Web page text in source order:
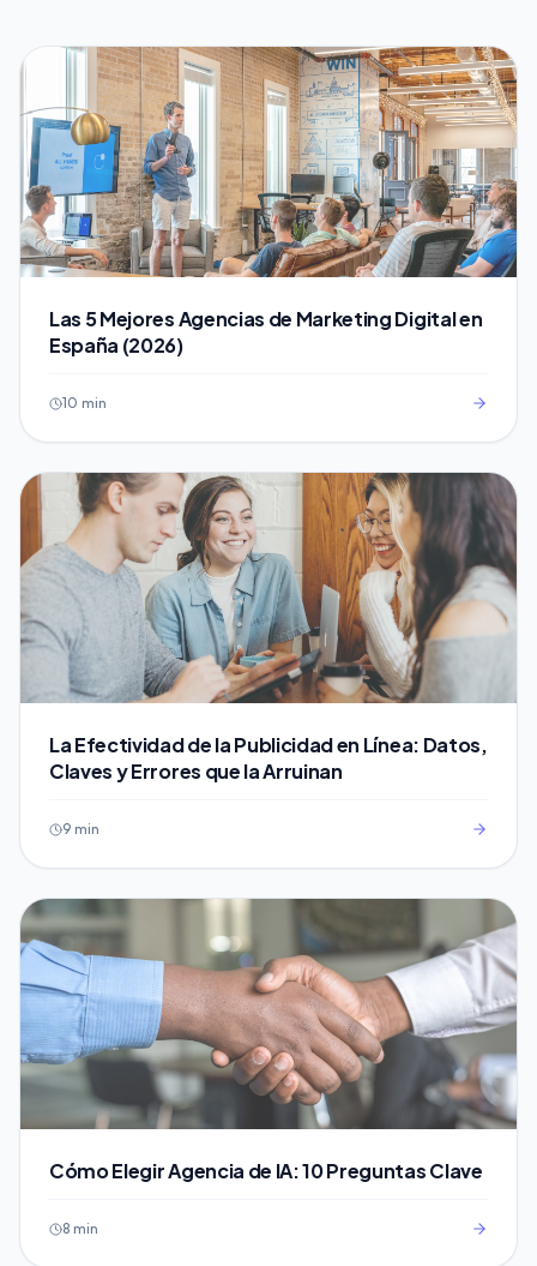
Las 5 Mejores Agencias de Marketing Digital en
España (2026)
10 min
La Efectividad de la Publicidad en Línea: Datos,
Claves y Errores que la Arruinan
9 min
Cómo Elegir Agencia de IA: 10 Preguntas Clave
8 min